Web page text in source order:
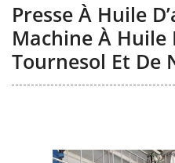
Presse À Huile
Machine À Huile
Tournesol Et De